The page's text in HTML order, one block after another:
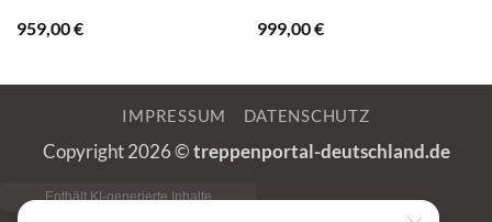
959,00€
999,00€
IMPRESSUM DATENSCHUTZ
Copyright 2026 ©treppenportal-deutschland.de